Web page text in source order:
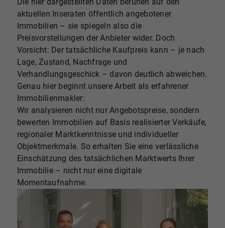
aktuellen Inseraten öffentlich angebotener
Immobilien – sie spiegeln also die
Preisvorstellungen der Anbieter wider. Doch
Vorsicht: Der tatsächliche Kaufpreis kann – je nach
Lage, Zustand, Nachfrage und
Verhandlungsgeschick – davon deutlich abweichen.
Genau hier beginnt unsere Arbeit als erfahrener
Immobilienmakler:
Wir analysieren nicht nur Angebotspreise, sondern
bewerten Immobilien auf Basis realisierter Verkäufe,
regionaler Marktkenntnisse und individueller
Objektmerkmale. So erhalten Sie eine verlässliche
Einschätzung des tatsächlichen Marktwerts Ihrer
Immobilie – nicht nur eine digitale
Momentaufnahme.